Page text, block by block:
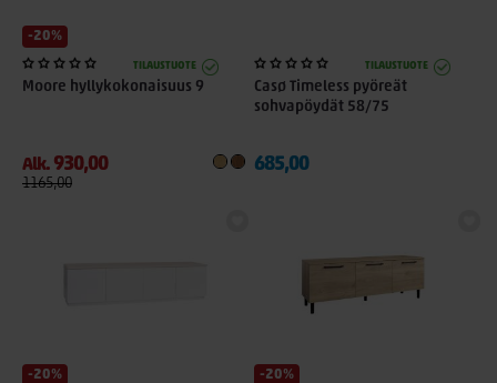
-20%
TILAUSTUOTE
Moore hyllykokonaisuus 9
Alk. 930,00
1165,00
TILAUSTUOTE
Casø Timeless pyöreät
sohvapöydät 58/75
685,00
-20% -20%